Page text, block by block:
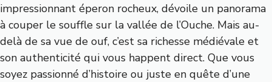
impressionnant éperon rocheux, dévoile un panorama
à couper le souffle sur la vallée de l’Ouche. Mais au-
delà de sa vue de ouf, c’est sa richesse médiévale et
son authenticité qui vous happent direct. Que vous
soyez passionné d’histoire ou juste en quête d’une